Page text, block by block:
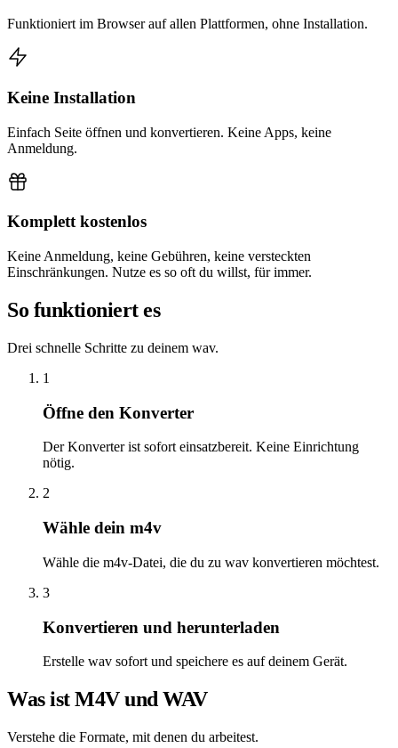
Funktioniert im Browser auf allen Plattformen, ohne Installation.
Keine Installation
Einfach Seite öffnen und konvertieren. Keine Apps, keine
Anmeldung.
Komplett kostenlos
Keine Anmeldung, keine Gebühren, keine versteckten
Einschränkungen. Nutze es so oft du willst, für immer.
So funktioniert es
Drei schnelle Schritte zu deinem wav.
1
Öffne den Konverter
Der Konverter ist sofort einsatzbereit. Keine Einrichtung
nötig.
2
Wähle dein m4v
Wähle die m4v-Datei, die du zu wav konvertieren möchtest.
3
Konvertieren und herunterladen
Erstelle wav sofort und speichere es auf deinem Gerät.
Was ist M4V und WAV
Verstehe die Formate, mit denen du arbeitest.